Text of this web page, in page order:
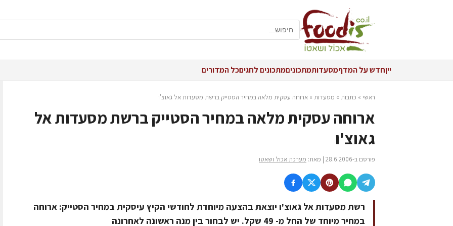
ייןחדש על המדףמסעדותמתכוניםמתכונים לחגיםכל המדורים
ראשי » כתבות » מסעדות » ארוחה עסקית מלאה במחיר הסטייק ברשת מסעדות אל גאוצ'ו
ארוחה עסקית מלאה במחיר הסטייק ברשת מסעדות אל
גאוצ'ו
פורסם ב-28.6.2006 | מאת: מערכת אכול ושאטו
רשת מסעדות אל גאוצ'ו יוצאת בהצעה מיוחדת לחודשי הקיץ עיסקית במחיר הסטייק: ארוחה
במחיר מיוחד של החל מ- 49 שקל. יש לבחור בין מנה ראשונה לאחרונה